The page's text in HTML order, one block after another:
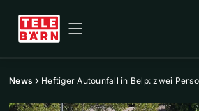
News Heftiger Autounfall in Belp: zwei